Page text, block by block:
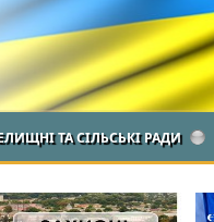
ТА СІЛЬСЬКІ РАДИ